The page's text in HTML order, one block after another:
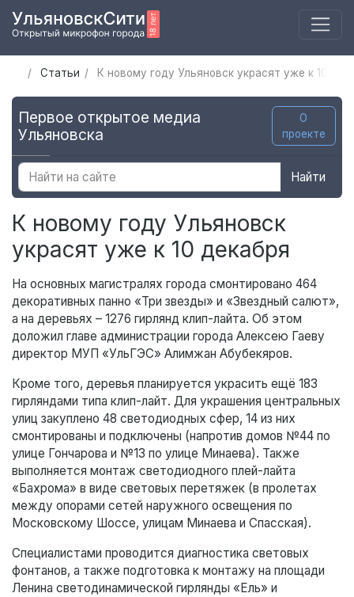
Статьи К новому году Ульяновск украсят уже к 10
Первое открытое медиа
Ульяновска
О
проекте
Найти
К новому году Ульяновск
украсят уже к 10 декабря
На основных магистралях города смонтировано 464
декоративных панно «Три звезды» и «Звездный салют»,
а на деревьях – 1276 гирлянд клип-лайта. Об этом
доложил главе администрации города Алексею Гаеву
директор МУП «УльГЭС» Алимжан Абубекяров.
Кроме того, деревья планируется украсить ещё 183
гирляндами типа клип-лайт. Для украшения центральных
улиц закуплено 48 светодиодных сфер, 14 из них
смонтированы и подключены (напротив домов №44 по
улице Гончарова и №13 по улице Минаева). Также
выполняется монтаж светодиодного плей-лайта
«Бахрома» в виде световых перетяжек (в пролетах
между опорами сетей наружного освещения по
Московскому Шоссе, улицам Минаева и Спасская).
Специалистами проводится диагностика световых
фонтанов, а также подготовка к монтажу на площади
Ленина светодинамической гирлянды «Ель» и